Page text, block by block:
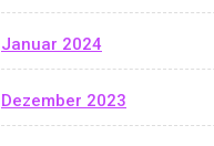
Januar 2024
Dezember 2023